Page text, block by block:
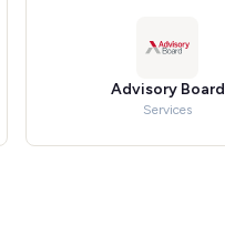
Advisory Board
Services